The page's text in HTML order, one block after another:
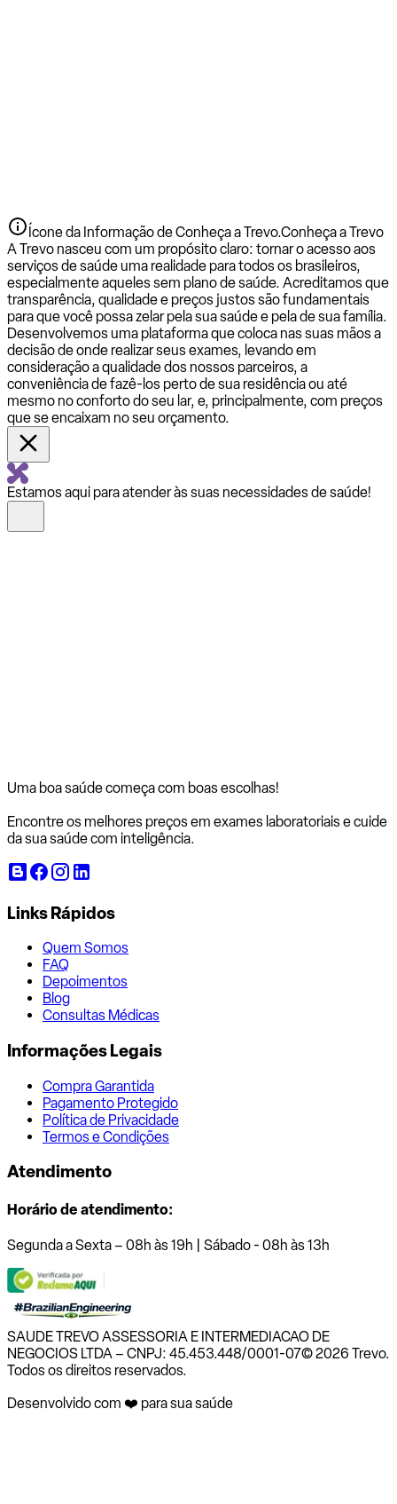
Ícone da Informação de Conheça a Trevo.Conheça a Trevo
A Trevo nasceu com um propósito claro: tornar o acesso aos
serviços de saúde uma realidade para todos os brasileiros,
especialmente aqueles sem plano de saúde. Acreditamos que
transparência, qualidade e preços justos são fundamentais
para que você possa zelar pela sua saúde e pela de sua família.
Desenvolvemos uma plataforma que coloca nas suas mãos a
decisão de onde realizar seus exames, levando em
consideração a qualidade dos nossos parceiros, a
conveniência de fazê-los perto de sua residência ou até
mesmo no conforto do seu lar, e, principalmente, com preços
que se encaixam no seu orçamento.
Estamos aqui para atender às suas necessidades de saúde!
Uma boa saúde começa com boas escolhas!
Encontre os melhores preços em exames laboratoriais e cuide
da sua saúde com inteligência.
Links Rápidos
Quem Somos
FAQ
Depoimentos
Blog
Consultas Médicas
Informações Legais
Compra Garantida
Pagamento Protegido
Política de Privacidade
Termos e Condições
Atendimento
Horário de atendimento:
Segunda a Sexta – 08h às 19h | Sábado - 08h às 13h
SAUDE TREVO ASSESSORIA E INTERMEDIACAO DE
NEGOCIOS LTDA – CNPJ: 45.453.448/0001-07© 2026 Trevo.
Todos os direitos reservados.
Desenvolvido com ❤️ para sua saúde